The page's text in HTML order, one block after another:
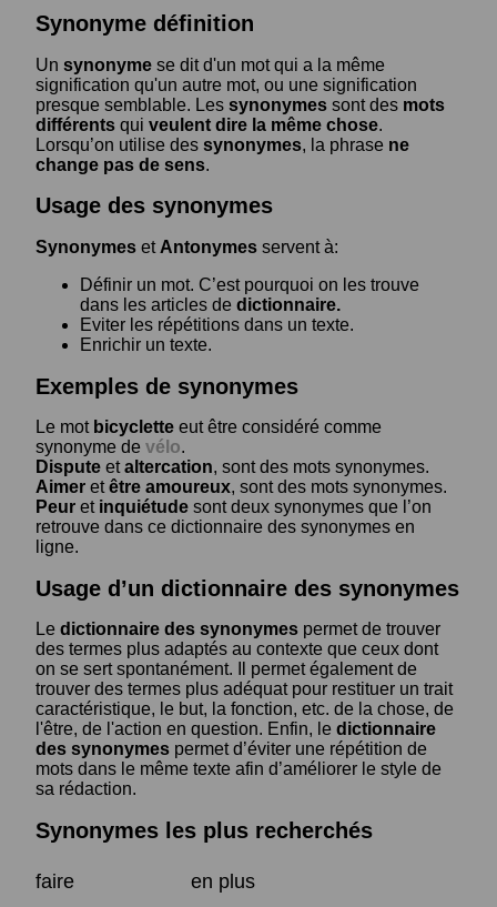
Synonyme définition
Un synonyme se dit d'un mot qui a la même
signification qu'un autre mot, ou une signification
presque semblable. Les synonymes sont des mots
différents qui veulent dire la même chose.
Lorsqu’on utilise des synonymes, la phrase ne
change pas de sens.
Usage des synonymes
Synonymes et Antonymes servent à:
Définir un mot. C’est pourquoi on les trouve
dans les articles de dictionnaire.
Eviter les répétitions dans un texte.
Enrichir un texte.
Exemples de synonymes
Le mot bicyclette eut être considéré comme
synonyme de vélo.
Dispute etaltercation, sont des mots synonymes.
Aimer etêtre amoureux, sont des mots synonymes.
Peur et inquiétude sont deux synonymes que l’on
retrouve dans ce dictionnaire des synonymes en
ligne.
Usage d’un dictionnaire des synonymes
Le dictionnaire des synonymes permet de trouver
des termes plus adaptés au contexte que ceux dont
on se sert spontanément. Il permet également de
trouver des termes plus adéquat pour restituer un trait
caractéristique, le but, la fonction, etc. de la chose, de
l'être, de l'action en question. Enfin, le dictionnaire
des synonymes permet d’éviter une répétition de
mots dans le même texte afin d’améliorer le style de
sa rédaction.
Synonymes les plus recherchés
faire
en plus